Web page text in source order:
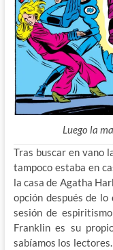
Luego la
Tras buscar en vano
tampoco estaba en
la casa de Agatha
opción después de
sesión de
Franklin es su
sabíamos los